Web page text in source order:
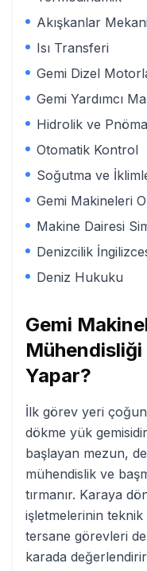
Akışkanlar
Isı Transferi
Gemi Dizel
Gemi Yardımcı
Hidrolik ve
Otomatik Kontrol
Soğutma ve
Gemi Makineleri
Makine Dairesi
Denizcilik
Deniz Hukuku
Gemi
Mühendisliği
Yapar?
İlk görev yeri
dökme yük
başlayan mezun,
mühendislik ve
tırmanır. Karaya
işletmelerinin
tersane görevleri
karada